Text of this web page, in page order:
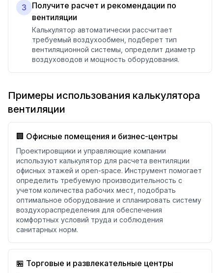
3
Получите расчет и рекомендации по
вентиляции
Калькулятор автоматически рассчитает
требуемый воздухообмен, подберет тип
вентиляционной системы, определит диаметр
воздуховодов и мощность оборудования.
Примеры использования калькулятора
вентиляции
🏢 Офисные помещения и бизнес-центры
Проектировщики и управляющие компании
используют калькулятор для расчета вентиляции
офисных этажей и open-space. Инструмент помогает
определить требуемую производительность с
учетом количества рабочих мест, подобрать
оптимальное оборудование и спланировать систему
воздухораспределения для обеспечения
комфортных условий труда и соблюдения
санитарных норм.
🏪 Торговые и развлекательные центры